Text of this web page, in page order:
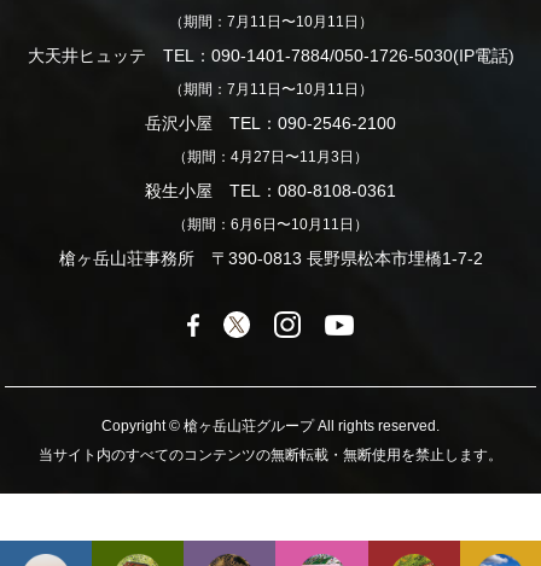
（期間：7月11日〜10月11日）
大天井ヒュッテ TEL：090-1401-7884/050-1726-5030(IP電話)
（期間：7月11日〜10月11日）
岳沢小屋 TEL：090-2546-2100
（期間：4月27日〜11月3日）
殺生小屋 TEL：080-8108-0361
（期間：6月6日〜10月11日）
槍ヶ岳山荘事務所 〒390-0813 長野県松本市埋橋1-7-2
Copyright © 槍ヶ岳山荘グループ All rights reserved.
当サイト内のすべてのコンテンツの無断転載・無断使用を禁止します。